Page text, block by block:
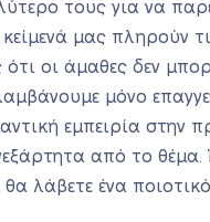
τους για να
μας πληρούν
οι άμαθες δεν
μόνο
εμπειρία στην
από το θέμα.
λάβετε ένα